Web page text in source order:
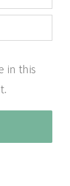
in this